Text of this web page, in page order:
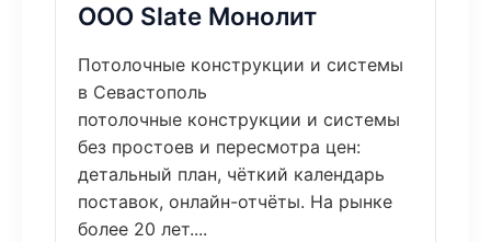
ООО Slate Монолит
Потолочные конструкции и системы
в Севастополь
потолочные конструкции и системы
без простоев и пересмотра цен:
детальный план, чёткий календарь
поставок, онлайн-отчёты. На рынке
более 20 лет....